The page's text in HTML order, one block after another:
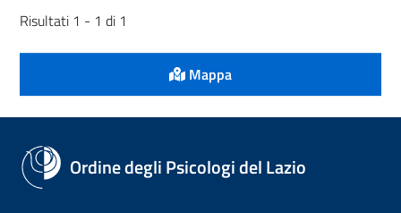
Risultati 1 - 1 di 1
Mappa
Ordine degli Psicologi del Lazio